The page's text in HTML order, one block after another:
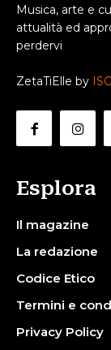
Musica, arte e
attualità ed
perdervi
ZetaTiElle by
Esplora
Il magazine
La redazione
Codice Etico
Termini e
Privacy Policy